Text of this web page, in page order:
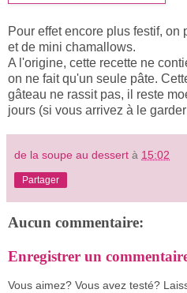
Pour effet encore plus festif, on
et de mini chamallows.
A l'origine, cette recette ne
on ne fait qu'un seule pâte.
gâteau ne rassit pas, il reste
jours (si vous arrivez à le
de la soupe au dessert à 15:02
Partager
Aucun commentaire:
Enregistrer un
Vous aimez? Vous avez testé?